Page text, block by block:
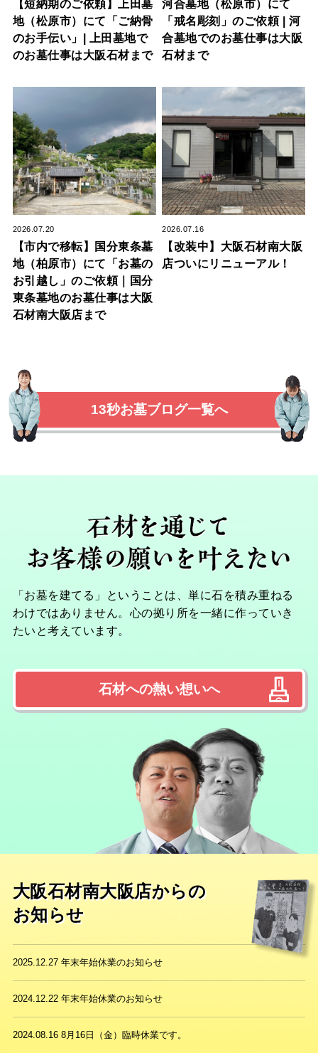
【短納期のご依頼】上田墓
地（松原市）にて「ご納骨
のお手伝い」| 上田墓地で
のお墓仕事は大阪石材まで
河合墓地（松原市）にて
「戒名彫刻」のご依頼 | 河
合墓地でのお墓仕事は大阪
石材まで
2026.07.20
【市内で移転】国分東条墓
地（柏原市）にて「お墓の
お引越し」のご依頼｜国分
東条墓地のお墓仕事は大阪
石材南大阪店まで
2026.07.16
【改装中】大阪石材南大阪
店ついにリニューアル！
13秒お墓ブログ一覧へ
「お墓を建てる」ということは、単に石を積み重ねる
わけではありません。心の拠り所を一緒に作っていき
たいと考えています。
石材への熱い想いへ
大阪石材南大阪店からの
お知らせ
2025.12.27 年末年始休業のお知らせ
2024.12.22 年末年始休業のお知らせ
2024.08.16 8月16日（金）臨時休業です。